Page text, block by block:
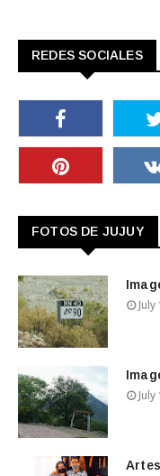
REDES SOCIALES
FOTOS DE JUJUY
July
July